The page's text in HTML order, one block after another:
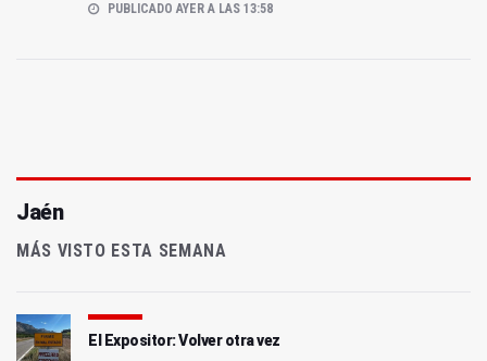
PUBLICADO AYER A LAS 13:58
Jaén
MÁS VISTO ESTA SEMANA
El Expositor: Volver otra vez